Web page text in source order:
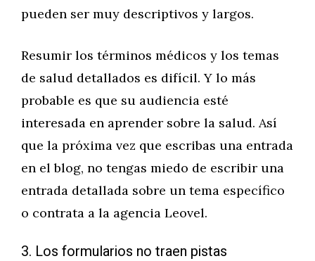
pueden ser muy descriptivos y largos.
Resumir los términos médicos y los temas
de salud detallados es difícil. Y lo más
probable es que su audiencia esté
interesada en aprender sobre la salud. Así
que la próxima vez que escribas una entrada
en el blog, no tengas miedo de escribir una
entrada detallada sobre un tema específico
o contrata a la agencia Leovel.
3. Los formularios no traen pistas